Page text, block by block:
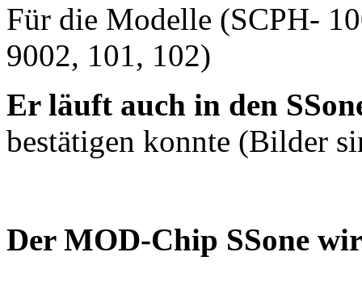
Für die Modelle (SCPH-
9002, 101, 102)
Er läuft auch in den
bestätigen konnte (Bilder
Der MOD-Chip SSone